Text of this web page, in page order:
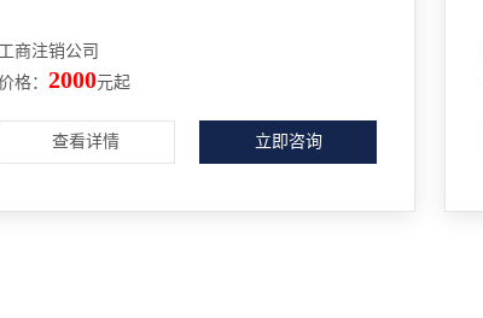
工商注销公司
格： 2000元起
查看详情 立即咨询